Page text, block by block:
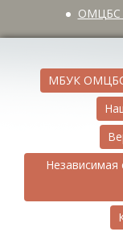
ОМЦБС
МБУК
Независимая